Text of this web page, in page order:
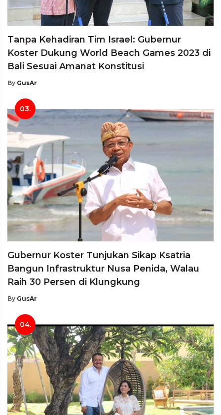
Tanpa Kehadiran Tim Israel: Gubernur
Koster Dukung World Beach Games 2023 di
Bali Sesuai Amanat Konstitusi
By GusAr
03.
Gubernur Koster Tunjukan Sikap Ksatria
Bangun Infrastruktur Nusa Penida, Walau
Raih 30 Persen di Klungkung
By GusAr
04.